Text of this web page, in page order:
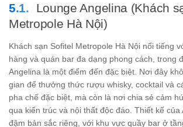
Lounge Angelina (Khách
Metropole Hà Nội)
Khách sạn Sofitel Metropole Hà Nội nổi tiếng
hàng và quán bar đa dạng phong cách, trong
Angelina là một điểm đến đặc biệt. Nơi đây
gian để thưởng thức rượu whisky, cocktail và
pha chế đặc biệt, mà còn là nơi chia sẻ cảm
qua kiến trúc và nội thất độc đáo. Thiết kế của
đậm bản sắc riêng, với khu vực quầy bar ở